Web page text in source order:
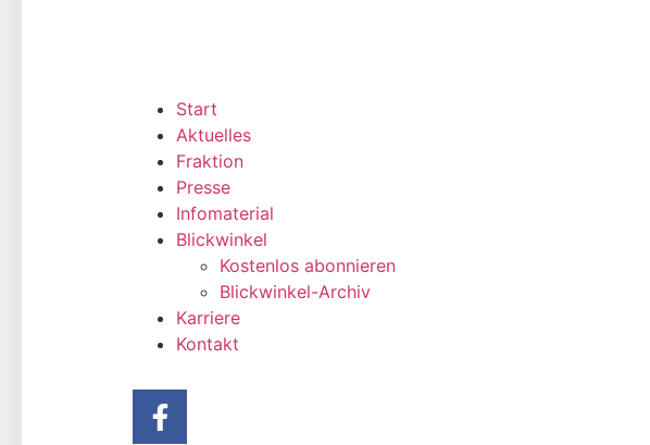
Start
Aktuelles
Fraktion
Presse
Infomaterial
Blickwinkel
Kostenlos abonnieren
Blickwinkel-Archiv
Karriere
Kontakt